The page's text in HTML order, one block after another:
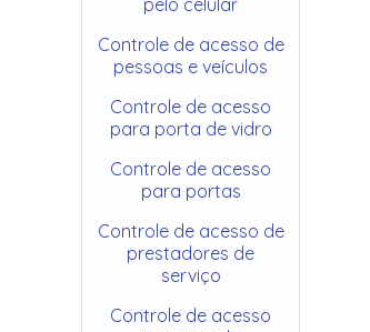
Controle de acesso de
pessoas e veículos
Controle de acesso
para porta de vidro
Controle de acesso
para portas
Controle de acesso de
prestadores de
serviço
Controle de acesso